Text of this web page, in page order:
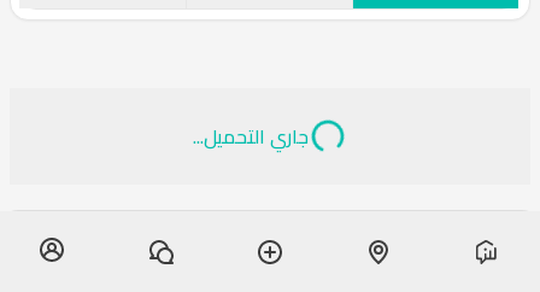
جاري التحميل...